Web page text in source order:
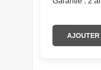
AJOUTER